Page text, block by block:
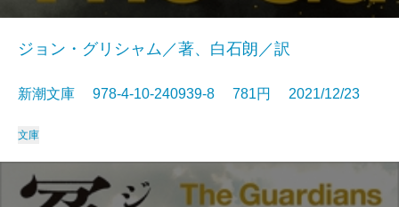
ジョン・グリシャム／著、白石朗／訳
新潮文庫 978-4-10-240939-8 781円 2021/12/23
文庫